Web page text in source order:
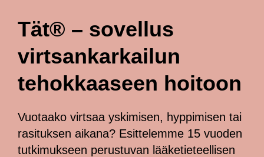
Tät® – sovellus
virtsankarkailun
tehokkaaseen hoitoon
Vuotaako virtsaa yskimisen, hyppimisen tai
rasituksen aikana? Esittelemme 15 vuoden
tutkimukseen perustuvan lääketieteellisen